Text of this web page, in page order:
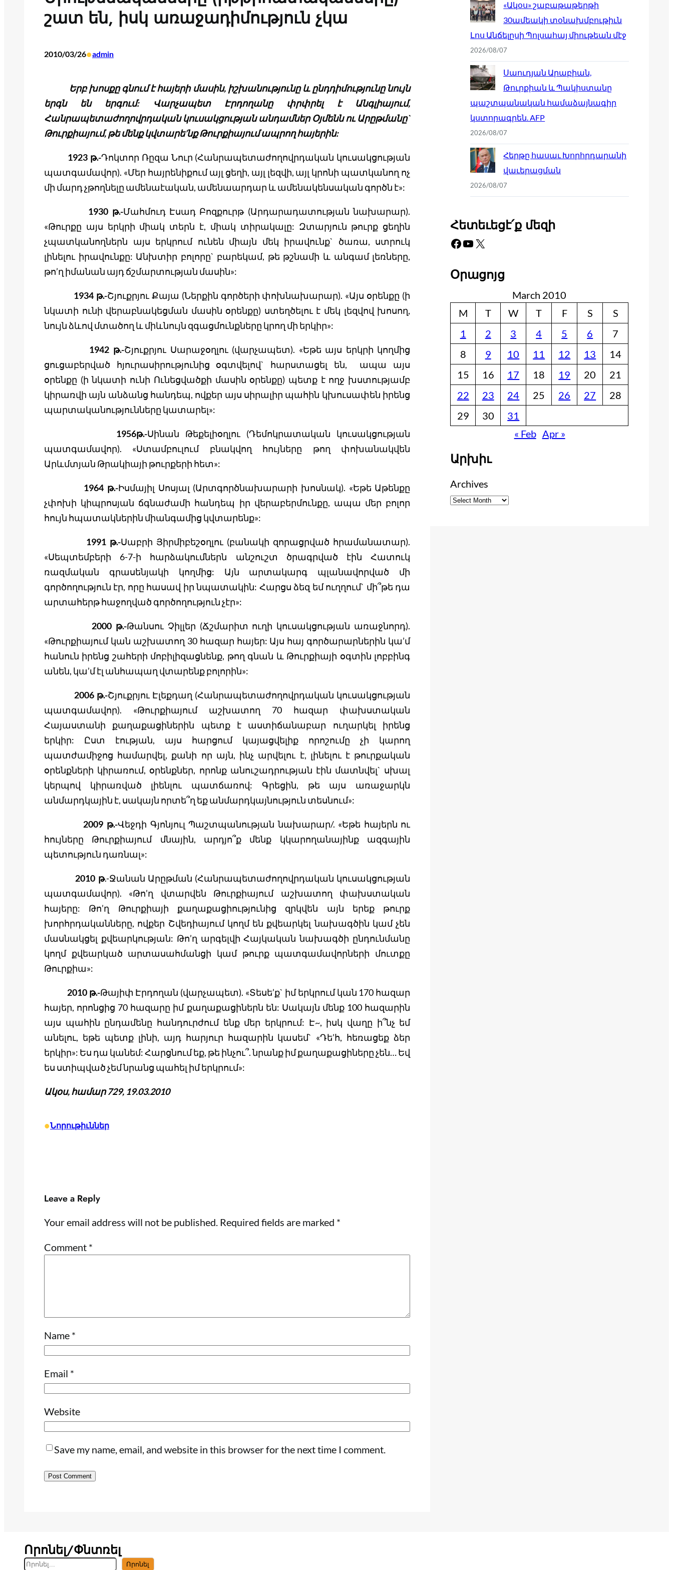
շատ են, իսկ առաջադիմություն չկա
2010/03/26•admin
Երբ խոսքը գնում է հայերի մասին, իշխանությունը և ընդդիմությունը նույն
երգն են երգում: Վարչապետ Էրդողանը փրփրել է Անգլիայում,
Հանրապետաժողովրդական կուսակցության անդամներ Օյմենն ու Արըթմանը`
Թուրքիայում, թե մենք կվտարե’նք Թուրքիայում ապրող հայերին:
1923 թ.-Դոկտոր Ռըզա Նուր (Հանրապետաժողովրդական կուսակցության
պատգամավոր). «Մեր հայրենիքում այլ ցեղի, այլ լեզվի, այլ կրոնի պատկանող ոչ
մի մարդ չթողնելը ամենաէական, ամենաարդար և ամենակենսական գործն է»:
1930 թ.-Մահմուդ Էսադ Բոզքուրթ (Արդարադատության նախարար).
«Թուրքը այս երկրի միակ տերն է, միակ տիրակալը: Զտարյուն թուրք ցեղին
չպատկանողներն այս երկրում ունեն միայն մեկ իրավունք` ծառա, ստրուկ
լինելու իրավունքը: Անխտիր բոլորը` բարեկամ, թե թշնամի և անգամ լեռները,
թո’ղ իմանան այդ ճշմարտության մասին»:
1934 թ.-Շյուքրյու Քայա (Ներքին գործերի փոխնախարար). «Այս օրենքը (ի
նկատի ունի վերաբնակեցման մասին օրենքը) ստեղծելու է մեկ լեզվով խոսող,
նույն ձևով մտածող և միևնույն զգացմունքները կրող մի երկիր»:
1942 թ.-Շյուքրյու Սարաջօղլու (վարչապետ). «Եթե այս երկրի կողմից
ցուցաբերված հյուրասիրությունից օգտվելով` հարստացել են, ապա այս
օրենքը (ի նկատի ունի Ունեցվածքի մասին օրենքը) պետք է ողջ խստությամբ
կիրառվի այն անձանց հանդեպ, ովքեր այս սիրալիր պահին կխուսափեն իրենց
պարտականությունները կատարել»:
1956թ.-Սինան Թեքելիօղլու (Դեմոկրատական կուսակցության
պատգամավոր). «Ստամբուլում բնակվող հույները թող փոխանակվեն
Արևմտյան Թրակիայի թուրքերի հետ»:
1964 թ.-Իսմայիլ Սոսյալ (Արտգործնախարարի խոսնակ). «Եթե Աթենքը
չփոխի կիպրոսյան ճգնաժամի հանդեպ իր վերաբերմունքը, ապա մեր բոլոր
հույն հպատակներին միանգամից կվտարենք»:
1991 թ.-Սաբրի Յիրմիբեշօղլու (բանակի զորացրված հրամանատար).
«Սեպտեմբերի 6-7-ի հարձակումներն անշուշտ ծրագրված էին Հատուկ
ռազմական գրասենյակի կողմից: Այն արտակարգ պլանավորված մի
գործողություն էր, որը հասավ իր նպատակին: Հարցս ձեզ եմ ուղղում` մի՞թե դա
արտահերթ հաջողված գործողություն չէր»:
2000 թ.-Թանսու Չիլլեր (Ճշմարիտ ուղի կուսակցության առաջնորդ).
«Թուրքիայում կան աշխատող 30 հազար հայեր: Այս հայ գործարարներին կա’մ
հանուն իրենց շահերի մոբիլիզացնենք, թող գնան և Թուրքիայի օգտին լոբբինգ
անեն, կա’մ էլ անհապաղ վտարենք բոլորին»:
2006 թ.-Շյուքրյու Էլեքդաղ (Հանրապետաժողովրդական կուսակցության
պատգամավոր). «Թուրքիայում աշխատող 70 հազար փախստական
Հայաստանի քաղաքացիներին պետք է աստիճանաբար ուղարկել իրենց
երկիր: Ըստ էության, այս հարցում կայացվելիք որոշումը չի կարող
պատժամիջոց համարվել, քանի որ այն, ինչ արվելու է, լինելու է թուրքական
օրենքների կիրառում, օրենքներ, որոնք անուշադրության էին մատնվել` սխալ
կերպով կիրառված լիենլու պատճառով: Գրեցին, թե այս առաջարկն
անմարդկային է, սակայն որտե՞ղ եք անմարդկայնություն տեսնում»:
2009 թ.-Վեջդի Գյոնյուլ Պաշտպանության նախարար/. «Եթե հայերն ու
հույները Թուրքիայում մնային, արդյո՞ք մենք կկարողանայինք ազգային
պետություն դառնալ»:
2010 թ.-Ջանան Արըթման (Հանրապետաժողովրդական կուսակցության
պատգամավոր). «Թո’ղ վտարվեն Թուրքիայում աշխատող փախստական
հայերը: Թո’ղ Թուրքիայի քաղաքացիությունից զրկվեն այն երեք թուրք
խորհրդականները, ովքեր Շվեդիայում կողմ են քվեարկել նախագծին կամ չեն
մասնակցել քվեարկության: Թո’ղ արգելվի Հայկական նախագծի ընդունմանը
կողմ քվեարկած արտասահմանցի կամ թուրք պատգամավորների մուտքը
Թուրքիա»:
2010 թ.-Թայիփ Էրդողան (վարչապետ). «Տեսե’ք` իմ երկրում կան 170 հազար
հայեր, որոնցից 70 հազարը իմ քաղաքացիներն են: Սակայն մենք 100 հազարին
այս պահին ընդամենը հանդուրժում ենք մեր երկրում: Է~, իսկ վաղը ի՞նչ եմ
անելու, եթե պետք լինի, այդ հարյուր հազարին կասեմ` «Դե’հ, հեռացեք ձեր
երկիր»: Ես դա կանեմ: Հարցնում եք, թե ինչու՞. նրանք իմ քաղաքացիները չեն… Եվ
ես ստիպված չեմ նրանց պահել իմ երկրում»:
Ակօս, համար 729, 19.03.2010
•Նորութիւններ
Leave a Reply
Your email address will not be published. Required fields are marked *
Comment *
Name *
Email *
Website
Save my name, email, and website in this browser for the next time I comment.
«Ակօս» շաբաթաթերթի
30ամեակի տօնախմբութիւն
Լոս Անճելըսի Պոլսահայ միութեան մէջ
2026/08/07
Սաուդյան Արաբիան,
Թուրքիան և Պակիստանը
պաշտպանական համաձայնագիր
կստորագրեն. AFP
2026/08/07
Հերթը հասաւ Խորհրդարանի
վաւերացման
2026/08/07
Հետեւեցէ՛ք մեզի
Facebook YouTube X
Օրացոյց
March 2010
M
T W T F S
S
1
2 3 4 5 6
7
8
9 10 11 12 13
14
15
16 17 18 19 20
21
22
23 24 25 26 27
28
29
30
31
« Feb Apr »
Արխիւ
Archives
Որոնել/Փնտռել
S Որոնել